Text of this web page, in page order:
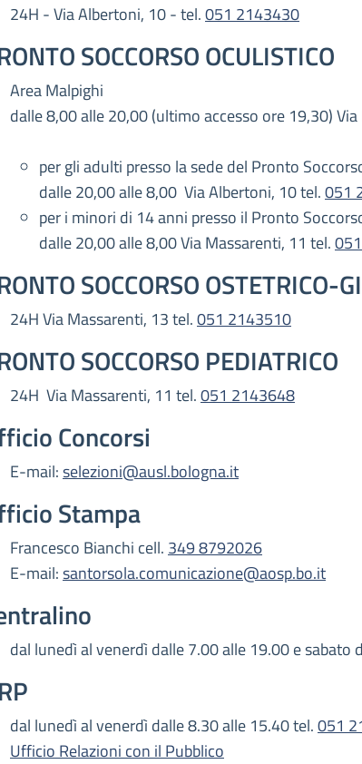
24H - Via Albertoni, 10 - tel.051 2143430
SOCCORSO OCULISTICO
Area Malpighi
dalle 8,00 alle 20,00 (ultimo accesso ore 19,30) Via
per gli adulti presso la sede del Pronto
dalle 20,00 alle 8,00 Via Albertoni, 10 tel.051
per i minori di 14 anni presso il Pronto
dalle 20,00 alle 8,00 Via Massarenti, 11 tel.
SOCCORSO OSTETRICO-
24H Via Massarenti, 13 tel.051 2143510
SOCCORSO PEDIATRICO
24H Via Massarenti, 11 tel.051 2143648
Concorsi
E-mail:selezioni@ausl.bologna.it
Stampa
Francesco Bianchi cell. 349 8792026
E-mail:santorsola.comunicazione@aosp.bo.it
dal lunedì al venerdì dalle 7.00 alle 19.00 e sabato
dal lunedì al venerdì dalle 8.30 alle 15.40 tel.051
Ufficio Relazioni con il Pubblico